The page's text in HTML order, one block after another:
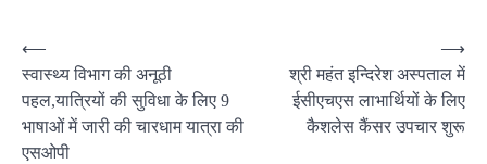
Post
navigation
⟵
स्वास्थ्य विभाग की अनूठी
पहल,यात्रियों की सुविधा के लिए 9
भाषाओं में जारी की चारधाम यात्रा की
एसओपी
श्री महंत इन्दिरेश अस्पताल में
ईसीएचएस लाभार्थियों के लिए
कैशलेस कैंसर उपचार शुरू
⟶